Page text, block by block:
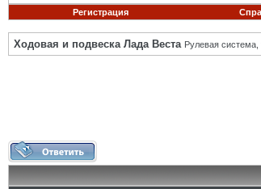
Регистрация
Ходовая и подвеска Лада Веста Рулевая система,